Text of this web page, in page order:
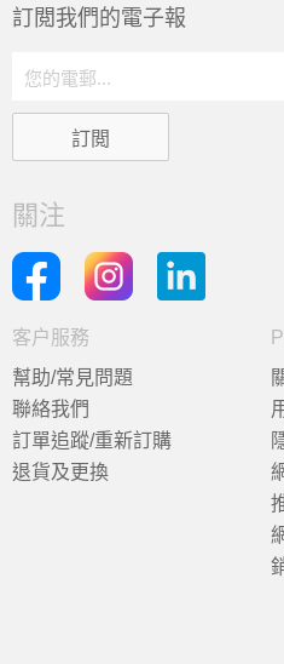
訂閲我們的電子報
關注
客户服務
幫助/常見問題
聯絡我們
訂單追蹤/重新訂購
退貨及更換